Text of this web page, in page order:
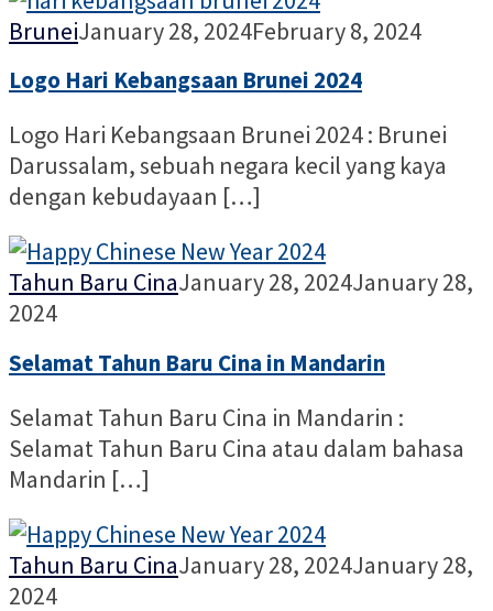
BruneiNur
January 28, 2024February 8, 2024
Logo Hari Kebangsaan Brunei 2024
Logo Hari Kebangsaan Brunei 2024 : Brunei
Darussalam, sebuah negara kecil yang kaya
dengan kebudayaan […]
Tahun Baru CinaNur
January 28, 2024January 28,
2024
Selamat Tahun Baru Cina in Mandarin
Selamat Tahun Baru Cina in Mandarin :
Selamat Tahun Baru Cina atau dalam bahasa
Mandarin […]
Tahun Baru CinaNur
January 28, 2024January 28,
2024